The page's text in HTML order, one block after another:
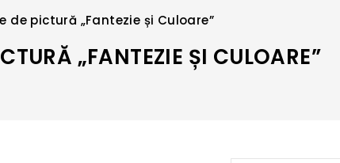
de pictură „Fantezie și Culoare”
„FANTEZIE ȘI CULOARE”